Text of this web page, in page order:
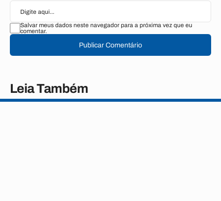
Salvar meus dados neste navegador para a próxima vez que eu
comentar.
Publicar Comentário
Leia Também